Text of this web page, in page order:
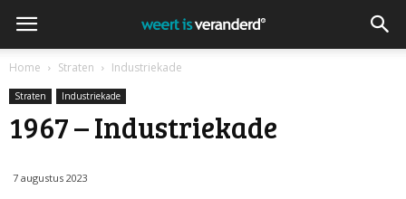
Home Straten Industriekade
Straten Industriekade
1967 – Industriekade
7 augustus 2023